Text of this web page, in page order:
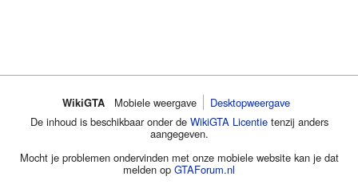
WikiGTA Mobiele weergave
Desktopweergave
De inhoud is beschikbaar onder de WikiGTA Licentietenzij anders
aangegeven.
Mocht je problemen ondervinden met onze mobiele website kan je dat
melden op GTAForum.nl